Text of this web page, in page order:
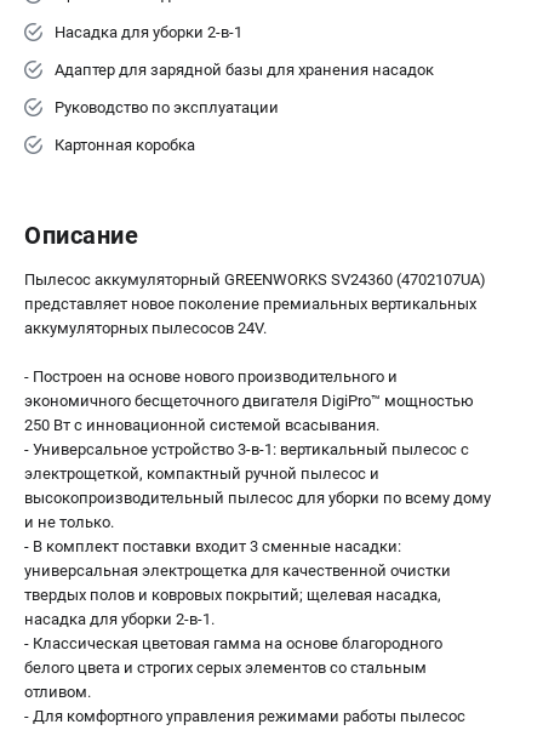
Насадка для уборки 2-в-1
Адаптер для зарядной базы для хранения насадок
Руководство по эксплуатации
Картонная коробка
Описание
Пылесос аккумуляторный GREENWORKS SV24360 (4702107UA)
представляет новое поколение премиальных вертикальных
аккумуляторных пылесосов 24V.
- Построен на основе нового производительного и
экономичного бесщеточного двигателя DigiPro™ мощностью
250 Вт с инновационной системой всасывания.
- Универсальное устройство 3-в-1: вертикальный пылесос с
электрощеткой, компактный ручной пылесос и
высокопроизводительный пылесос для уборки по всему дому
и не только.
- В комплект поставки входит 3 сменные насадки:
универсальная электрощетка для качественной очистки
твердых полов и ковровых покрытий; щелевая насадка,
насадка для уборки 2-в-1.
- Классическая цветовая гамма на основе благородного
белого цвета и строгих серых элементов со стальным
отливом.
- Для комфортного управления режимами работы пылесос